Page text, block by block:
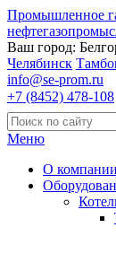
Промышленное
Ваш город:
Челябинск
info@se-prom.ru
+7 (8452) 478-108
Меню
О компании